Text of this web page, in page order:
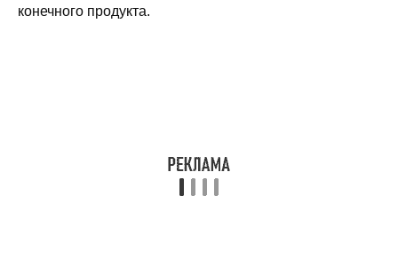
конечного продукта.